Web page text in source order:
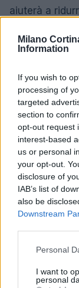
Milano
Information
If you wish to
processing of
targeted
section to
opt-out request
interest-based
us or personal
your opt-out.
disclosure of
IAB’s list of
also be
Downstream
Please note
not limited to
grant or deny
Personal
I want to
personal
aiuterà a
dell’industria
mercato, ma
uniscano
giustizia